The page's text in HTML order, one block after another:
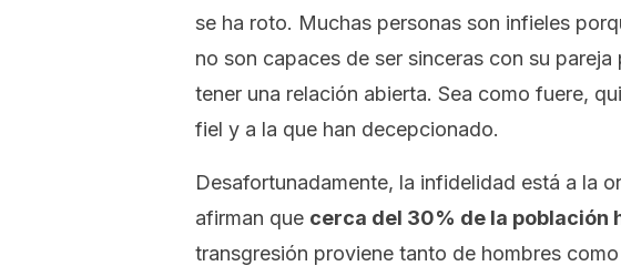
se ha roto. Muchas personas son infieles
no son capaces de ser sinceras con su
tener una relación abierta. Sea como fuere,
fiel y a la que han decepcionado.
Desafortunadamente, la infidelidad está a la
afirman que cerca del 30% de la población
transgresión proviene tanto de hombres